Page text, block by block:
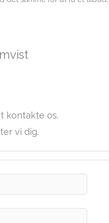
kontakte os.
vi dig.